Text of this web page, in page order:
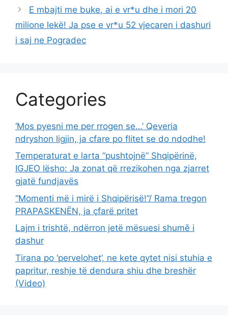
E mbajti me buke, ai e vr*u dhe i mori 20
milione lekë! Ja pse e vr*u 52 vjecaren i dashuri
i saj ne Pogradec
Categories
‘Mos pyesni me per rrogen se…’ Qeveria
ndryshon ligjin, ja cfare po flitet se do ndodhe!
Temperaturat e larta “pushtojnë” Shqipërinë,
IGJEO lësho: Ja zonat që rrezikohen nga zjarret
gjatë fundjavës
“Momenti më i mirë i Shqipërisë!”/ Rama tregon
PRAPASKENËN, ja çfarë pritet
Lajm i trishtë, ndërron jetë mësuesi shumē i
dashur
Tirana po ‘pervelohet’, ne kete qytet nisi stuhia e
papritur, reshje të dendura shiu dhe breshër
(Video)